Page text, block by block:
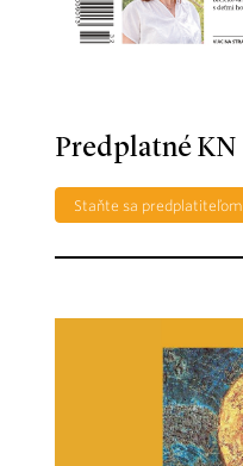
Predplatné KN
Staňte sa predplatiteľom